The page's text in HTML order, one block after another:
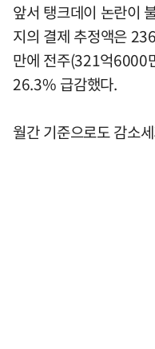
앞서 탱크데이 논란이
지의 결제 추정액은
만에 전주(321억6000
26.3% 급감했다.
월간 기준으로도 감소